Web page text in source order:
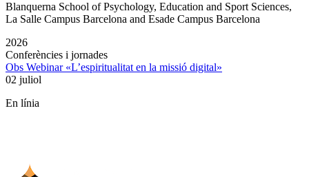
Blanquerna School of Psychology, Education and Sport Sciences,
La Salle Campus Barcelona and Esade Campus Barcelona
2026
Conferències i jornades
Obs Webinar «L’espiritualitat en la missió digital»
02 juliol
En línia